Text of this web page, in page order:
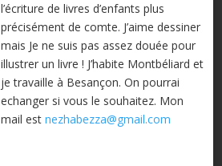
l’écriture de livres d’enfants plus
précisément de comte. J’aime dessiner
mais Je ne suis pas assez douée pour
illustrer un livre ! J’habite Montbéliard et
je travaille à Besançon. On pourrai
echanger si vous le souhaitez. Mon
mail est nezhabezza@gmail.com